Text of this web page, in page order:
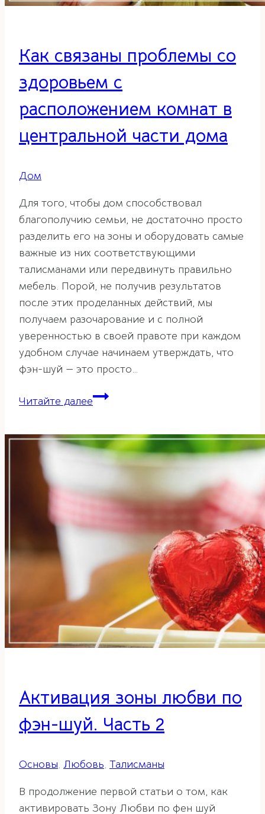
Как связаны проблемы со
здоровьем с
расположением комнат в
центральной части дома
Дом
Для того, чтобы дом способствовал
благополучию семьи, не достаточно просто
разделить его на зоны и оборудовать самые
важные из них соответствующими
талисманами или передвинуть правильно
мебель. Порой, не получив результатов
после этих проделанных действий, мы
получаем разочарование и с полной
уверенностью в своей правоте при каждом
удобном случае начинаем утверждать, что
фэн-шуй — это просто…
Читайте далееКак
со
здоровьем
расположением
в
центральной
части
дома
Активация зоны любви по
фэн-шуй. Часть 2
Основы, Любовь, Талисманы
В продолжение первой статьи о том, как
активировать Зону Любви по фен шуй